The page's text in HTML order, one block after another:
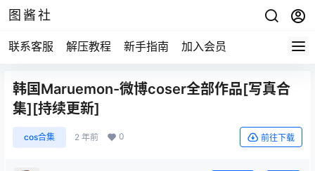
图酱社
联系客服 解压教程 新手指南 加入会员
韩国Maruemon-微博coser全部作品[写真合
集][持续更新]
cos合集 2 年前 0 前往下载